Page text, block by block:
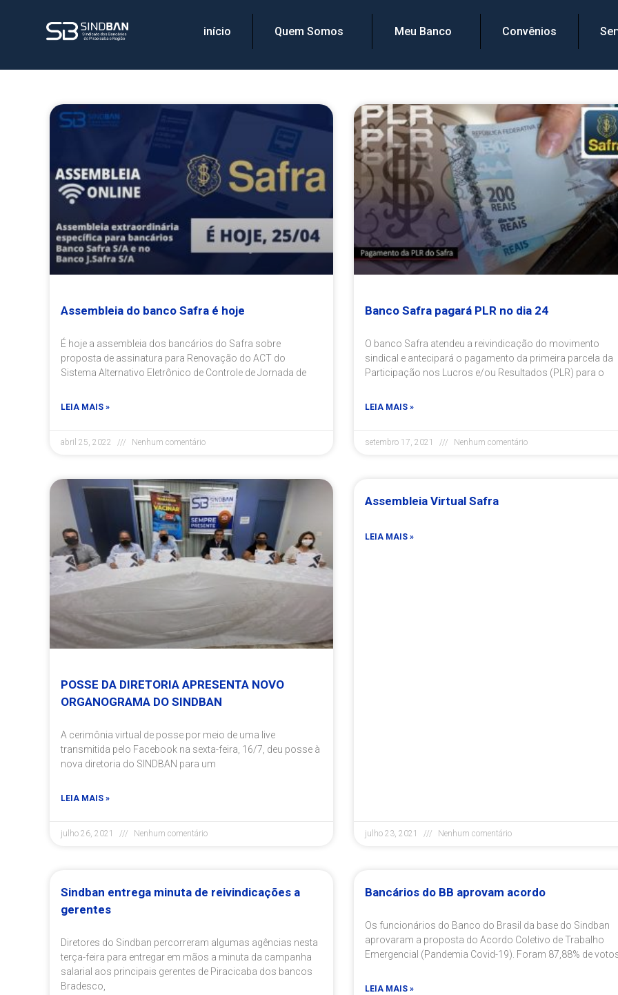
início Quem Somos Meu Banco Convênios
Assembleia do banco Safra é hoje
É hoje a assembleia dos bancários do Safra sobre
proposta de assinatura para Renovação do ACT do
Sistema Alternativo Eletrônico de Controle de Jornada de
LEIA MAIS »
abril 25, 2022 Nenhum comentário
Banco Safra pagará PLR no dia 24
O banco Safra atendeu a reivindicação do movimento
sindical e antecipará o pagamento da primeira parcela da
Participação nos Lucros e/ou Resultados (PLR) para o
LEIA MAIS »
setembro 17, 2021 Nenhum comentário
POSSE DA DIRETORIA APRESENTA NOVO
ORGANOGRAMA DO SINDBAN
A cerimônia virtual de posse por meio de uma live
transmitida pelo Facebook na sexta-feira, 16/7, deu posse à
nova diretoria do SINDBAN para um
LEIA MAIS »
julho 26, 2021 Nenhum comentário
Assembleia Virtual Safra
LEIA MAIS »
julho 23, 2021 Nenhum comentário
Sindban entrega minuta de reivindicações a
gerentes
Diretores do Sindban percorreram algumas agências nesta
terça-feira para entregar em mãos a minuta da campanha
salarial aos principais gerentes de Piracicaba dos bancos
Bradesco,
Bancários do BB aprovam acordo
Os funcionários do Banco do Brasil da base do Sindban
aprovaram a proposta do Acordo Coletivo de Trabalho
Emergencial (Pandemia Covid-19). Foram 87,88% de
LEIA MAIS »